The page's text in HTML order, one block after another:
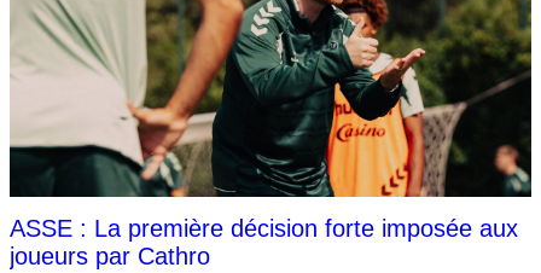
ASSE : La première décision forte imposée aux
joueurs par Cathro